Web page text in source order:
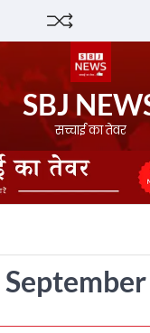
SBJ
सच्चाई का तेवर